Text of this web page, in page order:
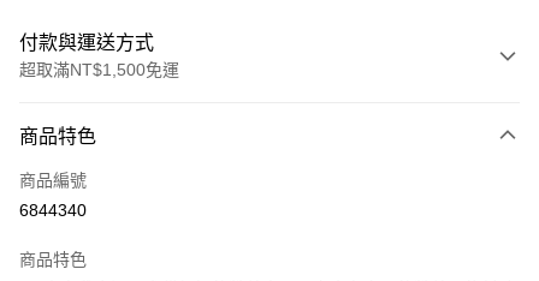
付款與運送方式
超取滿NT$1,500免運
信用卡一次付款
超商取貨付款
商品特色
商品編號
6844340
商品特色